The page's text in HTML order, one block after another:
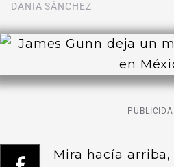
DANIA SÁNCHEZ
Mira hacía